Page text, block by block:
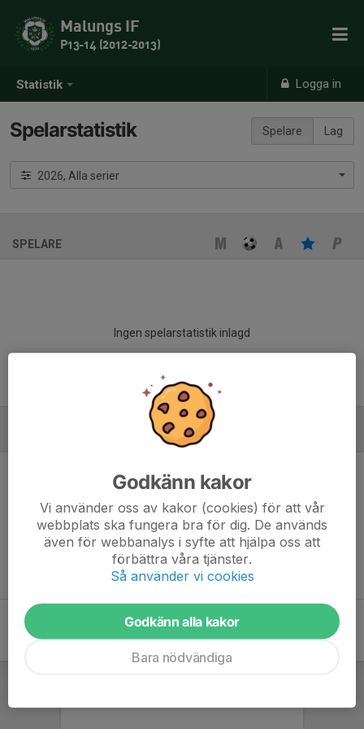
Statistik Logga in
Malungs IF
P13-14 (2012-2013)
Spelare Lag
Spelarstatistik
2026, Alla serier
SPELARE
Ingen spelarstatistik inlagd
Ingen målvaktsstatistik inlagd
Godkänn kakor
Vi använder oss av kakor (cookies) för att vår
webbplats ska fungera bra för dig. De används
även för webbanalys i syfte att hjälpa oss att
förbättra våra tjänster.
Så använder vi cookies
Godkänn alla kakor
Bara nödvändiga